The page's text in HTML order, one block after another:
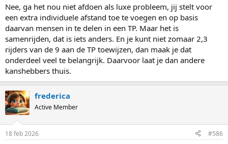
Nee, ga het nou niet afdoen als luxe probleem, jij stelt voor
een extra individuele afstand toe te voegen en op basis
daarvan mensen in te delen in een TP. Maar het is
samenrijden, dat is iets anders. En je kunt niet zomaar 2,3
rijders van de 9 aan de TP toewijzen, dan maak je dat
onderdeel veel te belangrijk. Daarvoor laat je dan andere
kanshebbers thuis.
frederica
Active Member
18 feb 2026 #586